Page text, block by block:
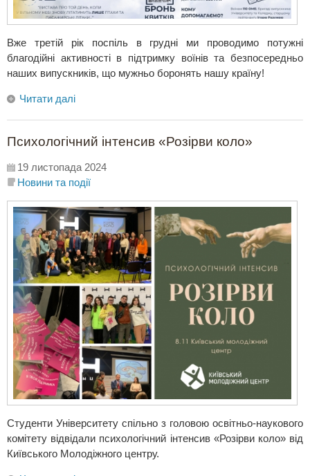
Вже третій рік поспіль в грудні ми проводимо потужні
благодійні активності в підтримку воїнів та безпосередньо
наших випускників, що мужньо боронять нашу країну!
Читати далі
Психологічний інтенсив «Розірви коло»
19 листопада 2024
Новини та події
Студенти Університету спільно з головою освітньо-наукового
комітету відвідали психологічний інтенсив «Розірви коло» від
Київського Молодіжного центру.